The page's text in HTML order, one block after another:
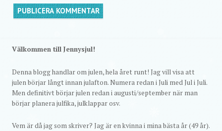
Välkommen till Jennysjul!
Denna blogg handlar om julen, hela året runt! Jag vill visa att
julen börjar långt innan julafton. Numera redan i Juli med Jul i Juli.
Men definitivt börjar julen redan i augusti/september när man
börjar planera julfika, julklappar osv.
Vem är då jag som skriver? Jag är en kvinna i mina bästa år (49 år).